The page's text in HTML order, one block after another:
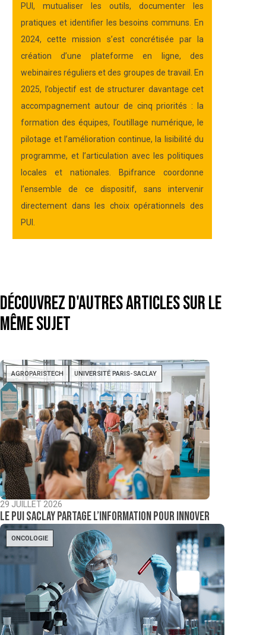
PUI, mutualiser les outils, documenter les
pratiques et identifier les besoins communs. En
2024, cette mission s’est concrétisée par la
création d’une plateforme en ligne, des
webinaires réguliers et des groupes de travail. En
2025, l’objectif est de structurer davantage cet
accompagnement autour de cinq priorités : la
formation des équipes, l’outillage numérique, le
pilotage et l’amélioration continue, la lisibilité du
programme, et l’articulation avec les politiques
locales et nationales. Bpifrance coordonne
l’ensemble de ce dispositif, sans intervenir
directement dans les choix opérationnels des
PUI.
Découvrez d'autres articles sur le
même sujet
AGROPARISTECH UNIVERSITÉ PARIS-SACLAY
29 JUILLET 2026
Le PUI Saclay partage l’information pour innover
ONCOLOGIE